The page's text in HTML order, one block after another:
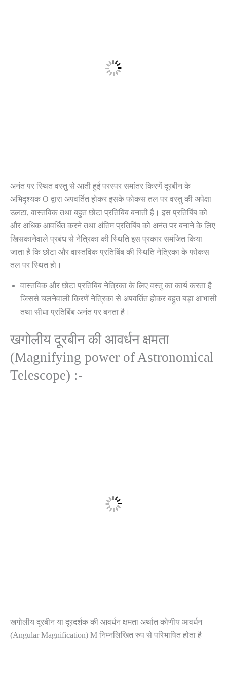
अनंत पर स्थित वस्तु से आती हुई परस्पर समांतर किरणें दूरबीन के
अभिदृश्यक O द्वारा अपवर्तित होकर इसके फोकस तल पर वस्तु की अपेक्षा
उलटा, वास्तविक तथा बहुत छोटा प्रतिबिंब बनाती है। इस प्रतिबिंब को
और अधिक आवर्धित करने तथा अंतिम प्रतिबिंब को अनंत पर बनाने के लिए
खिसकानेवाले प्रबंध से नेत्रिका की स्थिति इस प्रकार समंजित किया
जाता है कि छोटा और वास्तविक प्रतिबिंब की स्थिति नेत्रिका के फोकस
तल पर स्थित हो।
वास्तविक और छोटा प्रतिबिंब नेत्रिका के लिए वस्तु का कार्य करता है
जिससे चलनेवाली किरणें नेत्रिका से अपवर्तित होकर बहुत बड़ा आभासी
तथा सीधा प्रतिबिंब अनंत पर बनता है।
खगोलीय दूरबीन की आवर्धन क्षमता
(Magnifying power of Astronomical
Telescope) :-
खगोलीय दूरबीन या दूरदर्शक की आवर्धन क्षमता अर्थात कोणीय आवर्धन
(Angular Magnification) M निम्नलिखित रुप से परिभाषित होता है –